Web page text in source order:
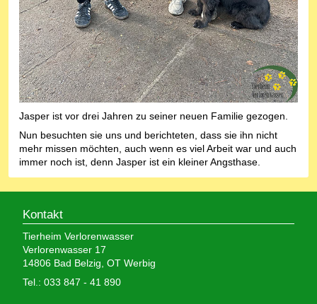
Jasper ist vor drei Jahren zu seiner neuen Familie gezogen.
Nun besuchten sie uns und berichteten, dass sie ihn nicht
mehr missen möchten, auch wenn es viel Arbeit war und auch
immer noch ist, denn Jasper ist ein kleiner Angsthase.
Kontakt
Tierheim Verlorenwasser
Verlorenwasser 17
14806 Bad Belzig, OT Werbig
Tel.: 033 847 - 41 890